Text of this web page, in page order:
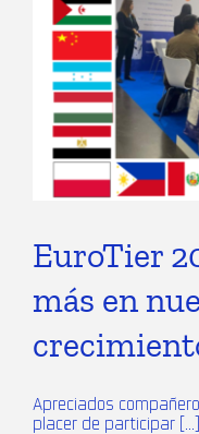
EuroTier
más en
Apreciados
placer de participar [...]